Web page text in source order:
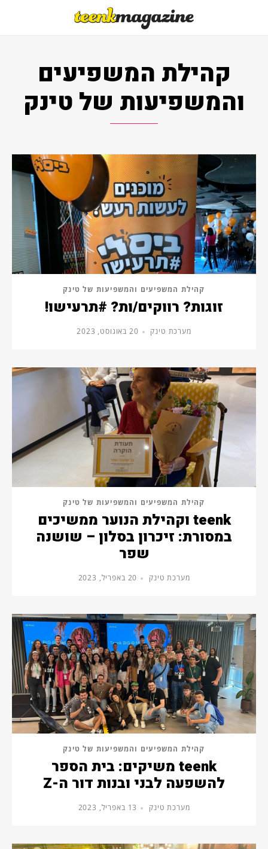
קהילת המשפיעים
והמשפיעות של טינק
קהילת המשפיעים והמשפיעות של טינק
זוגות? רווקים/ות? #תרעישו!
מערכת טינק 20 באוגוסט, 2023
קהילת המשפיעים והמשפיעות של טינק
teenk וקהילת הנוער ממשיכים
במסורת: זיכרון בסלון – שושנה
שפר
מערכת טינק 20 באפריל, 2023
קהילת המשפיעים והמשפיעות של טינק
teenk משיקים: בית הספר
להשפעה לבני ובנות דור ה-Z
מערכת טינק 13 באפריל, 2023